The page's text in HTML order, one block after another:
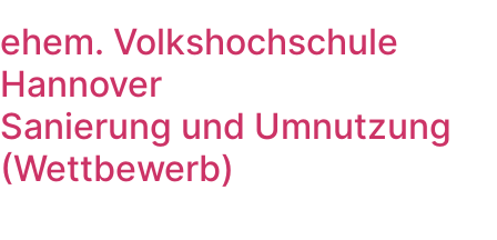
ehem. Volkshochschule
Hannover
Sanierung und Umnutzung
(Wettbewerb)